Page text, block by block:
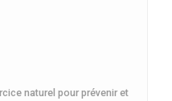
naturel pour prévenir et